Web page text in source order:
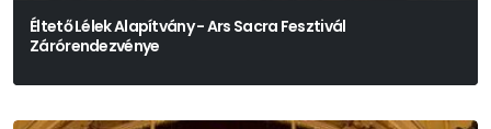
Éltető Lélek Alapítvány - Ars Sacra Fesztivál
Zárórendezvénye